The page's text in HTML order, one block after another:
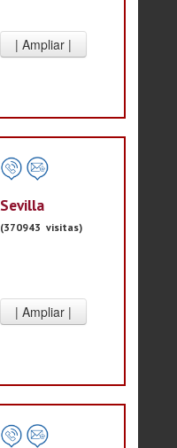
Sevilla
(370943 visitas)